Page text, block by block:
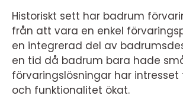
Historiskt sett har badrum
från att vara en enkel
en integrerad del av
en tid då badrum bara hade
förvaringslösningar har intresset
och funktionalitet ökat.